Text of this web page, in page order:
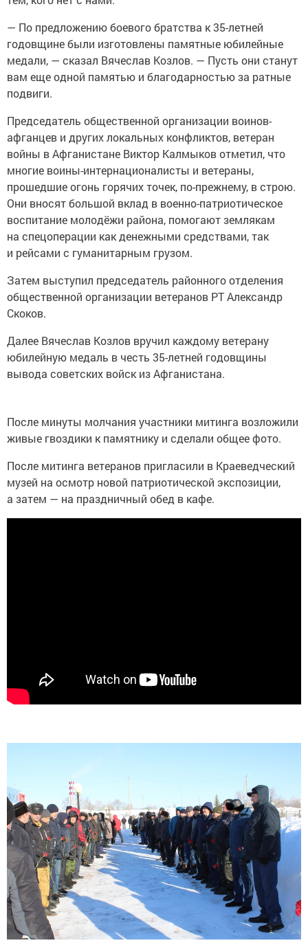
— По предложению боевого братства к 35-летней
годовщине были изготовлены памятные юбилейные
медали, — сказал Вячеслав Козлов. — Пусть они станут
вам еще одной памятью и благодарностью за ратные
подвиги.
Председатель общественной организации воинов-
афганцев и других локальных конфликтов, ветеран
войны в Афганистане Виктор Калмыков отметил, что
многие воины-интернационалисты и ветераны,
прошедшие огонь горячих точек, по-прежнему, в строю.
Они вносят большой вклад в военно-патриотическое
воспитание молодёжи района, помогают землякам
на спецоперации как денежными средствами, так
и рейсами с гуманитарным грузом.
Затем выступил председатель районного отделения
общественной организации ветеранов РТ Александр
Скоков.
Далее Вячеслав Козлов вручил каждому ветерану
юбилейную медаль в честь 35-летней годовщины
вывода советских войск из Афганистана.
После минуты молчания участники митинга возложили
живые гвоздики к памятнику и сделали общее фото.
После митинга ветеранов пригласили в Краеведческий
музей на осмотр новой патриотической экспозиции,
а затем — на праздничный обед в кафе.